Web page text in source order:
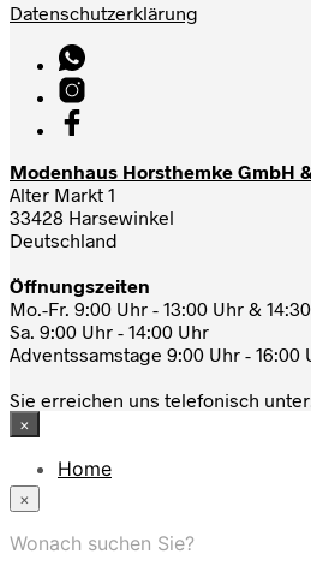
Datenschutzerklärung
Modenhaus Horsthemke GmbH
Alter Markt 1
33428 Harsewinkel
Deutschland
Öffnungszeiten
Mo.-Fr. 9:00 Uhr - 13:00 Uhr &
Sa. 9:00 Uhr - 14:00 Uhr
Adventssamstage 9:00 Uhr - 16:00
Sie erreichen uns telefonisch
×
Home
App
×
Wonach suchen Sie?